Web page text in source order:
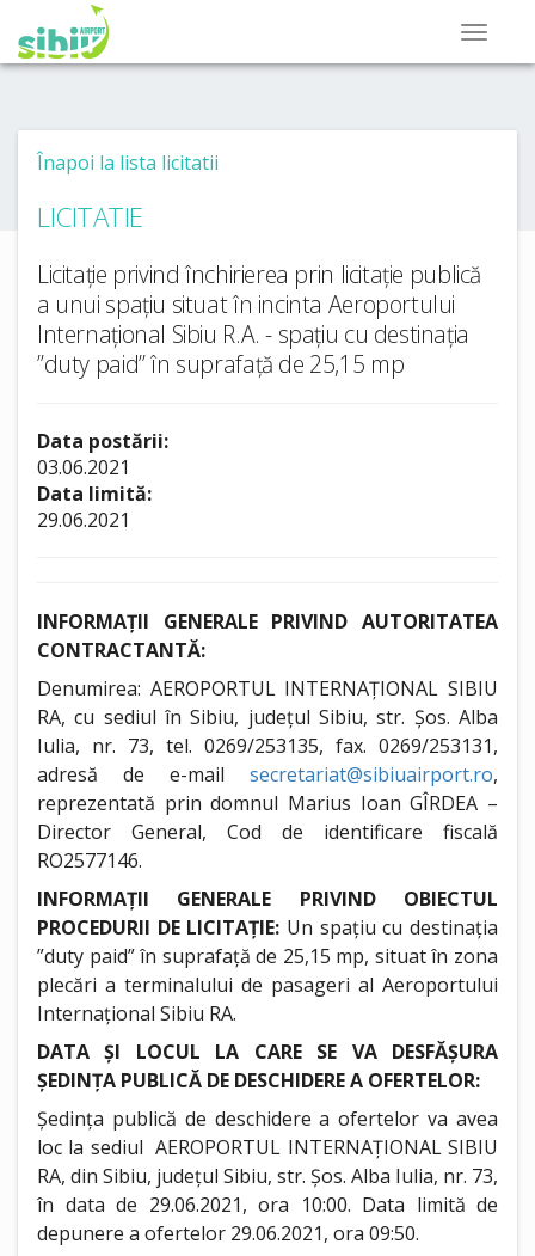
Înapoi la lista licitatii
LICITATIE
Licitație privind închirierea prin licitație publică
a unui spațiu situat în incinta Aeroportului
Internațional Sibiu R.A. - spațiu cu destinația
”duty paid” în suprafață de 25,15 mp
Data postării:
03.06.2021
Data limită:
29.06.2021
INFORMAȚII GENERALE PRIVIND AUTORITATEA
CONTRACTANTĂ:
Denumirea: AEROPORTUL INTERNAȚIONAL SIBIU
RA, cu sediul în Sibiu, județul Sibiu, str. Șos. Alba
Iulia, nr. 73, tel. 0269/253135, fax. 0269/253131,
adresă de e-mail secretariat@sibiuairport.ro,
reprezentată prin domnul Marius Ioan GÎRDEA –
Director General, Cod de identificare fiscală
RO2577146.
INFORMAȚII GENERALE PRIVIND OBIECTUL
PROCEDURII DE LICITAȚIE: Un spațiu cu destinația
”duty paid” în suprafață de 25,15 mp, situat în zona
plecări a terminalului de pasageri al Aeroportului
Internațional Sibiu RA.
DATA ȘI LOCUL LA CARE SE VA DESFĂȘURA
ȘEDINȚA PUBLICĂ DE DESCHIDERE A OFERTELOR:
Ședința publică de deschidere a ofertelor va avea
loc la sediul AEROPORTUL INTERNAȚIONAL SIBIU
RA, din Sibiu, județul Sibiu, str. Șos. Alba Iulia, nr. 73,
în data de 29.06.2021, ora 10:00. Data limită de
depunere a ofertelor 29.06.2021, ora 09:50.